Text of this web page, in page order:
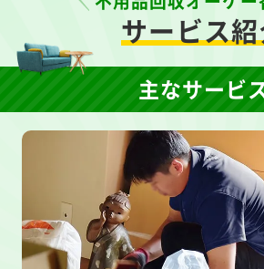
サービス
主なサービ